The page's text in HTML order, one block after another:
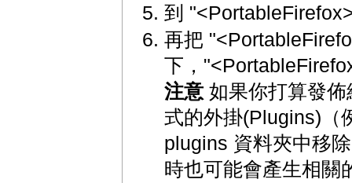
到
再把
下，
注意 如果你打算發
式的外掛(Plugins)（
plugins 資料夾中移
時也可能會產生相關